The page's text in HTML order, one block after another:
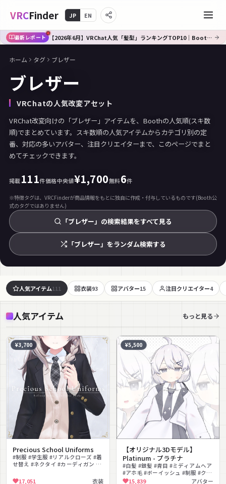
VRCFinder JP EN
最新レポート 【2026年6月】VRChat人気「髪型」ランキングTOP10｜Booth傾向分析
ホーム タグ ブレザー
ブレザー
VRChatの人気改変アセット
VRChat改変向けの「ブレザー」アイテムを、Boothの人気順(スキ数
順)でまとめています。スキ数順の人気アイテムからカテゴリ別の定
番、対応の多いアバター、注目クリエイターまで、このページでまと
めてチェックできます。
掲載111件価格中央値¥1,700無料6件
※特徴タグは、VRCFinderが商品情報をもとに独自に作成・付与しているものです(Booth公
式のタグではありません)
「ブレザー」の検索結果をすべて見る
「ブレザー」をランダム検索する
人気アイテム 111 衣装93 アバター15 注目クリエイター4
人気アイテム もっと見る
¥3,700
Precious School Uniforms
#制服 #学生服 #リアルクローズ #着
せ替え #ネクタイ #カーディガン #
ファー
17,051 衣装
¥5,500
【オリジナル3Dモデル】
Platinum - プラチナ
#白髪 #銀髪 #青目 #ミディアムヘア
#アホ毛 #ボーイッシュ #制服 #クー
ル #ネクタイ #VRM対応
15,839 アバター